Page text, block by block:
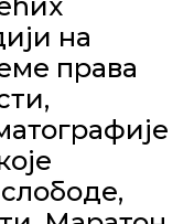
на
права